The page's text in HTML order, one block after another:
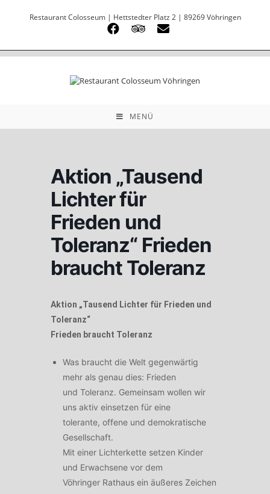
Restaurant Colosseum | Hettstedter Platz 2 | 89269 Vöhringen
MENÜ
Aktion „Tausend
Lichter für
Frieden und
Toleranz“ Frieden
braucht Toleranz
Aktion „Tausend Lichter für Frieden und
Toleranz“
Frieden braucht Toleranz
Was braucht die Welt gegenwärtig
mehr als genau dies: Frieden
und Toleranz. Gemeinsam wollen wir
uns aktiv einsetzen für eine
tolerante, offene und demokratische
Gesellschaft.
Mit einer Lichterkette setzen Kinder
und Erwachsene vor dem
Vöhringer Rathaus ein äußeres Zeichen